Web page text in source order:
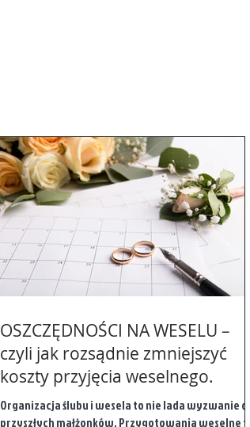
OSZCZĘDNOŚCI NA WESELU –
czyli jak rozsądnie zmniejszyć
koszty przyjęcia weselnego.
Organizacja ślubu i wesela to nie lada wyzwanie dla
przyszłych małżonków. Przygotowania weselne to